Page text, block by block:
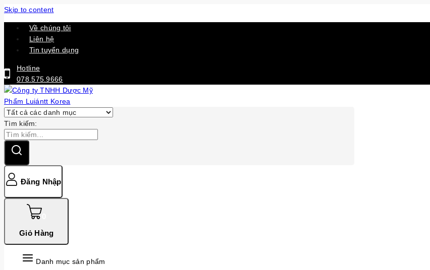
Skip to content
Về chúng tôi
Liên hệ
Tin tuyển dụng
Hotline
078.575.9666
Tìm kiếm:
Đăng Nhập
Giỏ Hàng
Danh mục sản phẩm